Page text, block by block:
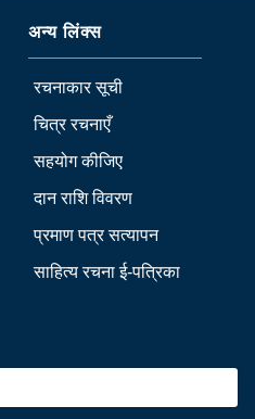
अन्य लिंक्स
रचनाकार सूची
चित्र रचनाएँ
सहयोग कीजिए
दान राशि विवरण
प्रमाण पत्र सत्यापन
साहित्य रचना ई-पत्रिका